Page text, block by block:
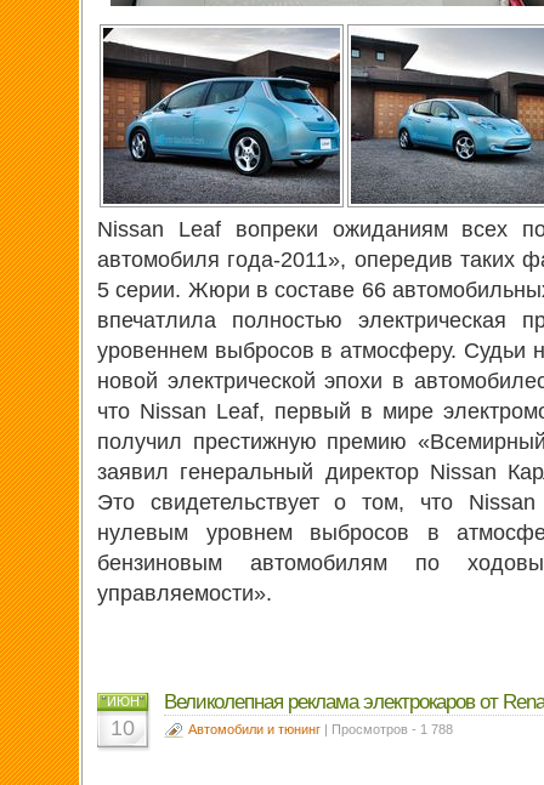
Nissan Leaf вопреки ожиданиям всех
автомобиля года-2011», опередив таких
5 серии. Жюри в составе 66
впечатлила полностью электрическая
уровеннем выбросов в атмосферу. Судьи
новой электрической эпохи в
что Nissan Leaf, первый в мире
получил престижную премию
заявил генеральный директор Nissan
Это свидетельствует о том, что
нулевым уровнем выбросов в
бензиновым автомобилям по
управляемости».
ИЮН
10
Великолепная реклама электрокаров от
Автомобили и тюнинг | Просмотров - 1 788